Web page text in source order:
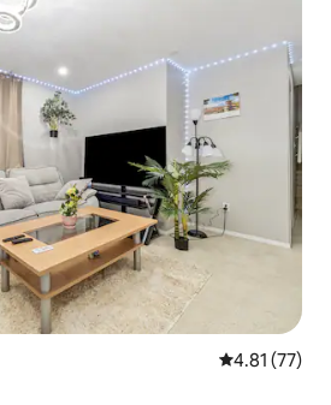
คะแนนเฉลี่ย
4.81 (77)